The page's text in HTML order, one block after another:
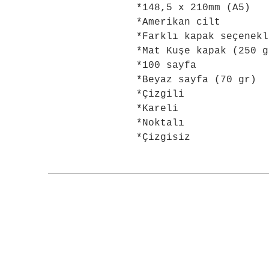
*148,5 x 210mm (A5)
*Amerikan cilt
*Farklı kapak
*Mat Kuşe kapak (250
*100 sayfa
*Beyaz sayfa (70 gr)
*Çizgili
*Kareli
*Noktalı
*Çizgisiz